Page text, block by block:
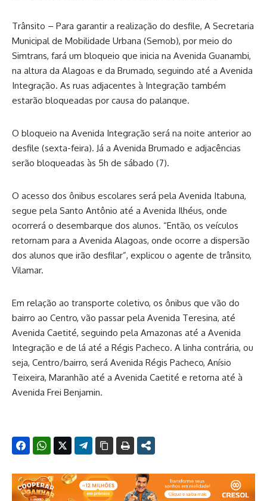
Trânsito – Para garantir a realização do desfile, A Secretaria
Municipal de Mobilidade Urbana (Semob), por meio do
Simtrans, fará um bloqueio que inicia na Avenida Guanambi,
na altura da Alagoas e da Brumado, seguindo até a Avenida
Integração. As ruas adjacentes à Integração também
estarão bloqueadas por causa do palanque.
O bloqueio na Avenida Integração será na noite anterior ao
desfile (sexta-feira). Já a Avenida Brumado e adjacências
serão bloqueadas às 5h de sábado (7).
O acesso dos ônibus escolares será pela Avenida Itabuna,
segue pela Santo Antônio até a Avenida Ilhéus, onde
ocorrerá o desembarque dos alunos. “Então, os veículos
retornam para a Avenida Alagoas, onde ocorre a dispersão
dos alunos que irão desfilar”, explicou o agente de trânsito,
Vilamar.
Em relação ao transporte coletivo, os ônibus que vão do
bairro ao Centro, vão passar pela Avenida Teresina, até
Avenida Caetité, seguindo pela Amazonas até a Avenida
Integração e de lá até a Régis Pacheco. A linha contrária, ou
seja, Centro/bairro, será Avenida Régis Pacheco, Anísio
Teixeira, Maranhão até a Avenida Caetité e retorna até à
Avenida Frei Benjamin.